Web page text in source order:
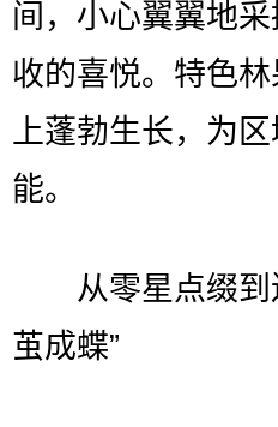
间，小心翼翼地
收的喜悦。特色
上蓬勃生长，为
能。
从零星点缀到
茧成蝶”